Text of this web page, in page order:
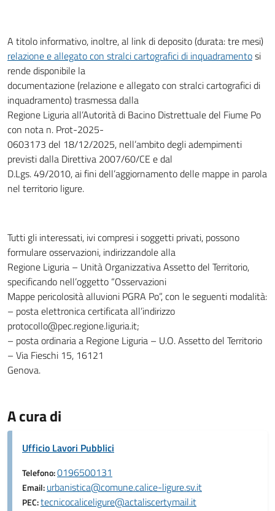
A titolo informativo, inoltre, al link di deposito (durata: tre mesi)
relazione e allegato con stralci cartografici di inquadramentosi
rende disponibile la
documentazione (relazione e allegato con stralci cartografici di
inquadramento) trasmessa dalla
Regione Liguria all’Autorità di Bacino Distrettuale del Fiume Po
con nota n. Prot-2025-
0603173 del 18/12/2025, nell’ambito degli adempimenti
previsti dalla Direttiva 2007/60/CE e dal
D.Lgs. 49/2010, ai fini dell’aggiornamento delle mappe in parola
nel territorio ligure.
Tutti gli interessati, ivi compresi i soggetti privati, possono
formulare osservazioni, indirizzandole alla
Regione Liguria – Unità Organizzativa Assetto del Territorio,
specificando nell’oggetto “Osservazioni
Mappe pericolosità alluvioni PGRA Po”, con le seguenti modalità:
– posta elettronica certificata all’indirizzo
protocollo@pec.regione.liguria.it;
– posta ordinaria a Regione Liguria – U.O. Assetto del Territorio
– Via Fieschi 15, 16121
Genova.
A cura di
Ufficio Lavori Pubblici
Telefono:0196500131
Email:urbanistica@comune.calice-ligure.sv.it
PEC:tecnicocaliceligure@actaliscertymail.it